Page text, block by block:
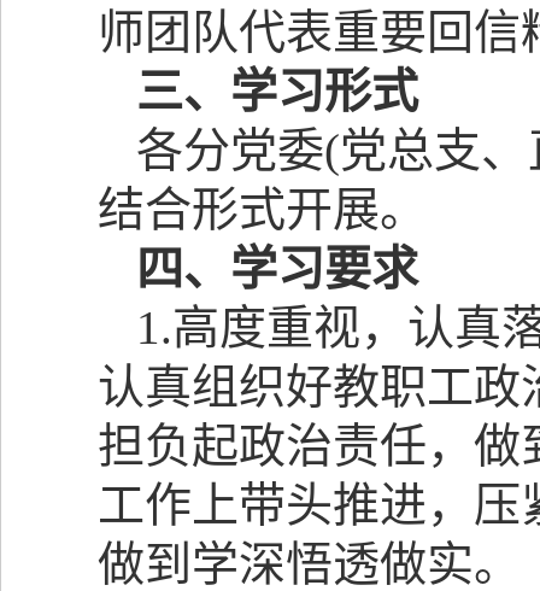
师团队代表重要回信
三、学习形式
各分党委(党总支
结合形式开展。
四、学习要求
1.高度重视，认真
认真组织好教职工
担负起政治责任，
工作上带头推进，
做到学深悟透做实。